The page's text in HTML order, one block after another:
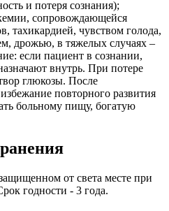
и потеря сознания);
сопровождающейся
тахикардией, чувством голода,
дрожью, в тяжелых случаях –
если пациент в сознании,
внутрь. При потере
глюкозы. После
повторного развития
больному пищу, богатую
от света месте при
годности - 3 года.